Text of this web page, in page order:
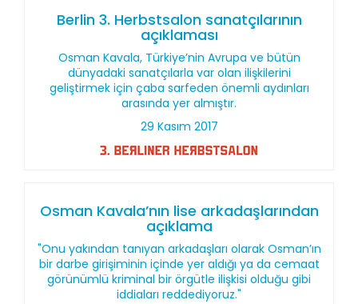
Berlin 3. Herbstsalon sanatçılarının
açıklaması
Osman Kavala, Türkiye’nin Avrupa ve bütün
dünyadaki sanatçılarla var olan ilişkilerini
geliştirmek için çaba sarfeden önemli aydınları
arasında yer almıştır.
29 Kasım 2017
Osman Kavala’nın lise arkadaşlarından
açıklama
"Onu yakından tanıyan arkadaşları olarak Osman’ın
bir darbe girişiminin içinde yer aldığı ya da cemaat
görünümlü kriminal bir örgütle ilişkisi olduğu gibi
iddiaları reddediyoruz."